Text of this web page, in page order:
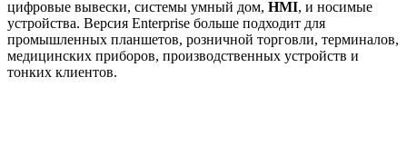
цифровые вывески, системы умный дом, HMI, и носимые
устройства. Версия Enterprise больше подходит для
промышленных планшетов, розничной торговли, терминалов,
медицинских приборов, производственных устройств и
тонких клиентов.